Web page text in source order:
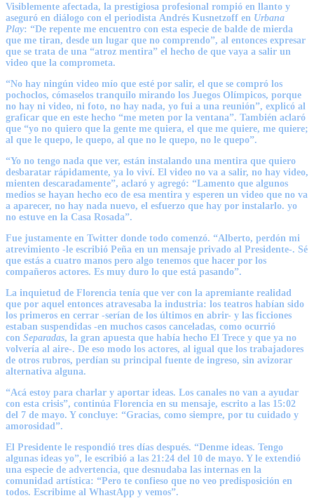
Visiblemente afectada, la prestigiosa profesional rompió en llanto y
aseguró en diálogo con el periodista Andrés Kusnetzoff en Urbana
Play: “De repente me encuentro con esta especie de balde de mierda
que me tiran, desde un lugar que no comprendo”, al entonces expresar
que se trata de una “atroz mentira” el hecho de que vaya a salir un
video que la comprometa.
“No hay ningún video mío que esté por salir, el que se compró los
pochoclos, cómaselos tranquilo mirando los Juegos Olímpicos, porque
no hay ni video, ni foto, no hay nada, yo fui a una reunión”, explicó al
graficar que en este hecho “me meten por la ventana”. También aclaró
que “yo no quiero que la gente me quiera, el que me quiere, me quiere;
al que le quepo, le quepo, al que no le quepo, no le quepo”.
“Yo no tengo nada que ver, están instalando una mentira que quiero
desbaratar rápidamente, ya lo viví. El video no va a salir, no hay video,
mienten descaradamente”, aclaró y agregó: “Lamento que algunos
medios se hayan hecho eco de esa mentira y esperen un video que no va
a aparecer, no hay nada nuevo, el esfuerzo que hay por instalarlo. yo
no estuve en la Casa Rosada”.
Fue justamente en Twitter donde todo comenzó. “Alberto, perdón mi
atrevimiento -le escribió Peña en un mensaje privado al Presidente-. Sé
que estás a cuatro manos pero algo tenemos que hacer por los
compañeros actores. Es muy duro lo que está pasando”.
La inquietud de Florencia tenía que ver con la apremiante realidad
que por aquel entonces atravesaba la industria: los teatros habían sido
los primeros en cerrar -serían de los últimos en abrir- y las ficciones
estaban suspendidas -en muchos casos canceladas, como ocurrió
con Separadas, la gran apuesta que había hecho El Trece y que ya no
volvería al aire-. De eso modo los actores, al igual que los trabajadores
de otros rubros, perdían su principal fuente de ingreso, sin avizorar
alternativa alguna.
“Acá estoy para charlar y aportar ideas. Los canales no van a ayudar
con esta crisis”, continúa Florencia en su mensaje, escrito a las 15:02
del 7 de mayo. Y concluye: “Gracias, como siempre, por tu cuidado y
amorosidad”.
El Presidente le respondió tres días después. “Denme ideas. Tengo
algunas ideas yo”, le escribió a las 21:24 del 10 de mayo. Y le extendió
una especie de advertencia, que desnudaba las internas en la
comunidad artística: “Pero te confieso que no veo predisposición en
todos. Escribime al WhastApp y vemos”.